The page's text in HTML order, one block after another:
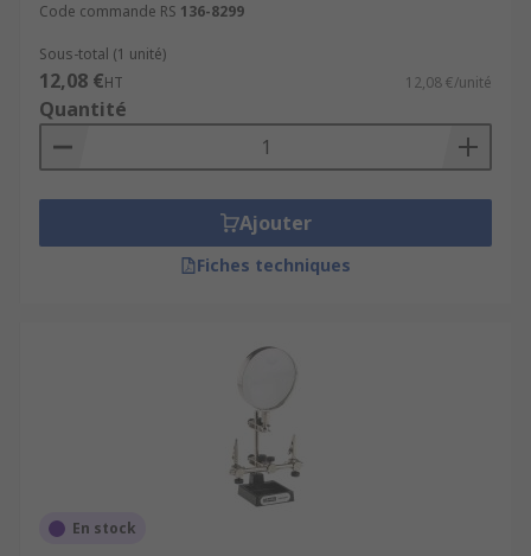
Code commande RS 136-8299
Sous-total (1 unité)
12,08 €HT 12,08 €/unité
Quantité
Ajouter
Fiches techniques
En stock